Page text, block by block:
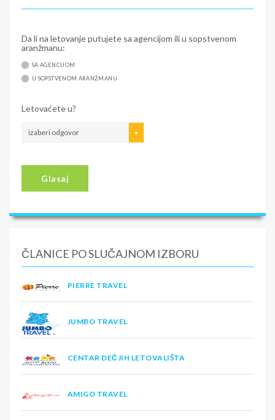
Da li na letovanje putujete sa agencijom ili u sopstvenom
aranžmanu:
SA AGENCIJOM
U SOPSTVENOM ARANŽMANU
Letovaćete u?
izaberi odgovor
Glasaj
ČLANICE PO SLUČAJNOM IZBORU
PIERRE TRAVEL
JUMBO TRAVEL
CENTAR DEČJIH LETOVALIŠTA
AMIGO TRAVEL